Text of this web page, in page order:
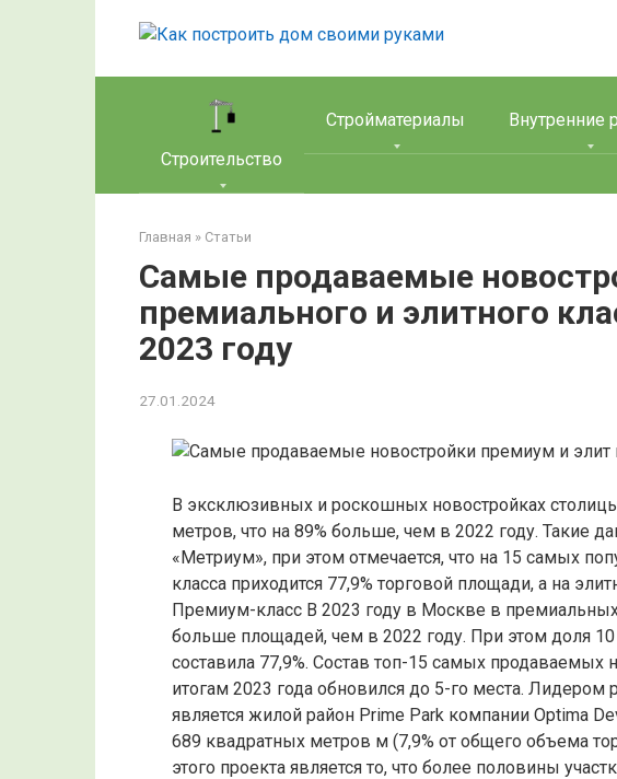
Строительство
Стройматериалы Внутренние
Главная » Статьи
Самые продаваемые
премиального и элитного
2023 году
27.01.2024
В эксклюзивных и роскошных новостройках
метров, что на 89% больше, чем в 2022 году. Такие
«Метриум», при этом отмечается, что на 15 самых
класса приходится 77,9% торговой площади, а на
Премиум-класс В 2023 году в Москве в
больше площадей, чем в 2022 году. При этом доля
составила 77,9%. Состав топ-15 самых продаваемых
итогам 2023 года обновился до 5-го места. Лидером
является жилой район Prime Park компании Optima
689 квадратных метров м (7,9% от общего объема
этого проекта является то, что более половины